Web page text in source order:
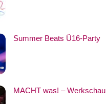
Summer Beats Ü16-Party
MACHT was! – Werkschau